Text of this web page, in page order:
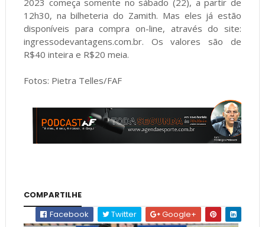
2023 começa somente no sábado (22), a partir de
12h30, na bilheteria do Zamith. Mas eles já estão
disponíveis para compra on-line, através do site:
ingressodevantagens.com.br. Os valores são de
R$40 inteira e R$20 meia.
Fotos: Pietra Telles/FAF
COMPARTILHE
Facebook
Twitter Google+